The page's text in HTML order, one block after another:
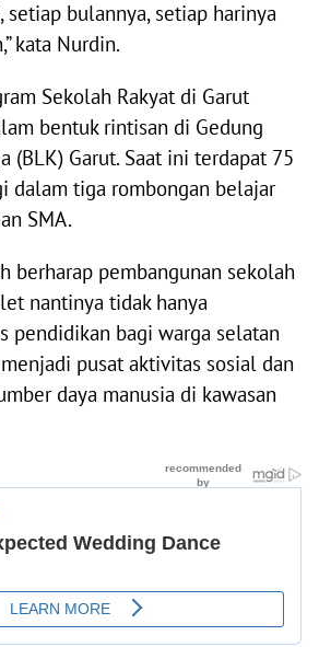
bulannya, setiap harinya
kata Nurdin.
Sekolah Rakyat di Garut
bentuk rintisan di Gedung
(BLK) Garut. Saat ini terdapat 75
dalam tiga rombongan belajar
SMA.
berharap pembangunan sekolah
nantinya tidak hanya
pendidikan bagi warga selatan
pusat aktivitas sosial dan
daya manusia di kawasan